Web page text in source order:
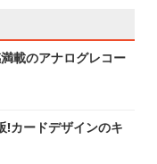
載のアナログレコー
!カードデザインのキ